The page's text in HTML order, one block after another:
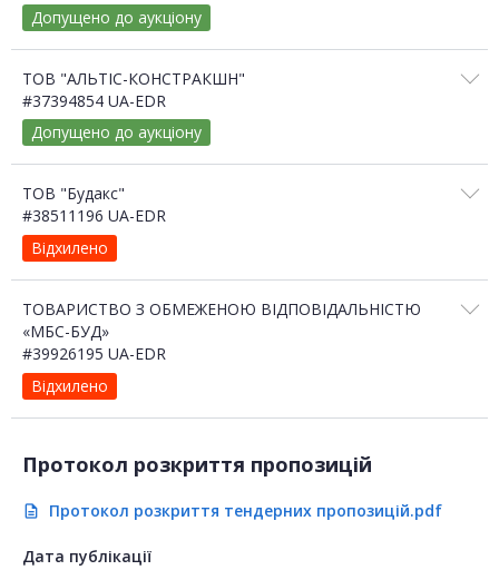
Допущено до аукціону
ТОВ "АЛЬТІС-КОНСТРАКШН"
#37394854 UA-EDR
Допущено до аукціону
ТОВ "Будакс"
#38511196 UA-EDR
Відхилено
ТОВАРИСТВО З ОБМЕЖЕНОЮ ВІДПОВІДАЛЬНІСТЮ
«МБС-БУД»
#39926195 UA-EDR
Відхилено
Протокол розкриття пропозицій
description Протокол розкриття тендерних пропозицій.pdf
Дата публікації